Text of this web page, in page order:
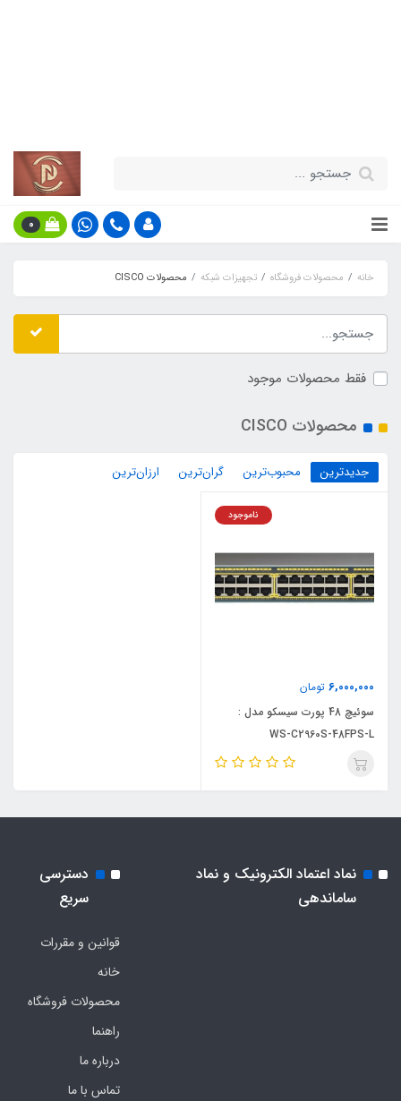
0
خانه محصولات فروشگاه تجهیزات شبکه محصولات CISCO
فقط محصولات موجود
محصولات CISCO
جدیدترین محبوب‌ترین گران‌ترین ارزان‌ترین
6,000,000 تومان
ناموجود
سوئیچ 48 پورت سیسکو مدل :
WS-C2960S-48FPS-L
نماد اعتماد الکترونیک و نماد
ساماندهی
دسترسی
سریع
قوانین و مقررات
خانه
محصولات فروشگاه
راهنما
درباره ما
تماس با ما